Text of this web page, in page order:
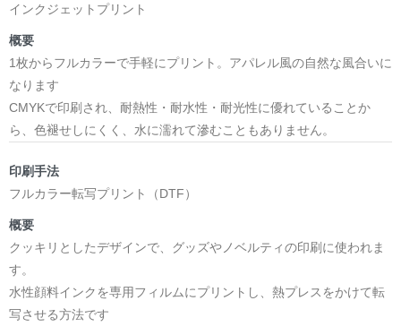
インクジェットプリント
概要
1枚からフルカラーで手軽にプリント。アパレル風の自然な風合いに
なります
CMYKで印刷され、耐熱性・耐水性・耐光性に優れていることか
ら、色褪せしにくく、水に濡れて滲むこともありません。
印刷手法
フルカラー転写プリント（DTF）
概要
クッキリとしたデザインで、グッズやノベルティの印刷に使われま
す。
水性顔料インクを専用フィルムにプリントし、熱プレスをかけて転
写させる方法です